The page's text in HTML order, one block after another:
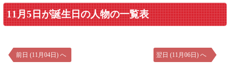
11月5日が誕生日の人物の一覧表
前日 (11月04日) へ 翌日 (11月06日) へ